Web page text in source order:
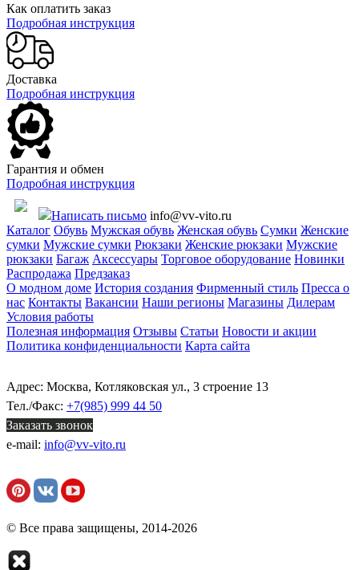
Как оплатить заказ
Подробная инструкция
Доставка
Подробная инструкция
Гарантия и обмен
Подробная инструкция
Написать письмо info@vv-vito.ru
Каталог Обувь Мужская обувь Женская обувь Сумки Женские
сумки Мужские сумки Рюкзаки Женские рюкзаки Мужские
рюкзаки Багаж Аксессуары Торговое оборудование Новинки
Распродажа Предзаказ
О модном доме История создания Фирменный стиль Пресса о
нас Контакты Вакансии Наши регионы Магазины Дилерам
Условия работы
Полезная информация Отзывы Статьи Новости и акции
Политика конфиденциальности Карта сайта
Адрес: Москва, Котляковская ул., 3 строение 13
Тел./Факс: +7(985) 999 44 50
Заказать звонок
e-mail: info@vv-vito.ru
© Все права защищены, 2014-2026